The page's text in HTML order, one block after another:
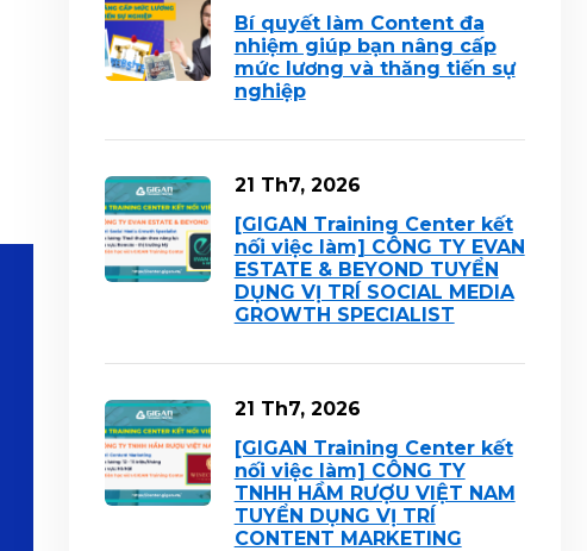
Bí quyết làm Content đa
nhiệm giúp bạn nâng cấp
mức lương và thăng tiến sự
nghiệp
21 Th7, 2026
[GIGAN Training Center kết
nối việc làm] CÔNG TY EVAN
ESTATE & BEYOND TUYỂN
DỤNG VỊ TRÍ SOCIAL MEDIA
GROWTH SPECIALIST
21 Th7, 2026
[GIGAN Training Center kết
nối việc làm] CÔNG TY
TNHH HẦM RƯỢU VIỆT NAM
TUYỂN DỤNG VỊ TRÍ
CONTENT MARKETING